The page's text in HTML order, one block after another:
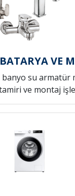
VE
su armatür
ve montaj